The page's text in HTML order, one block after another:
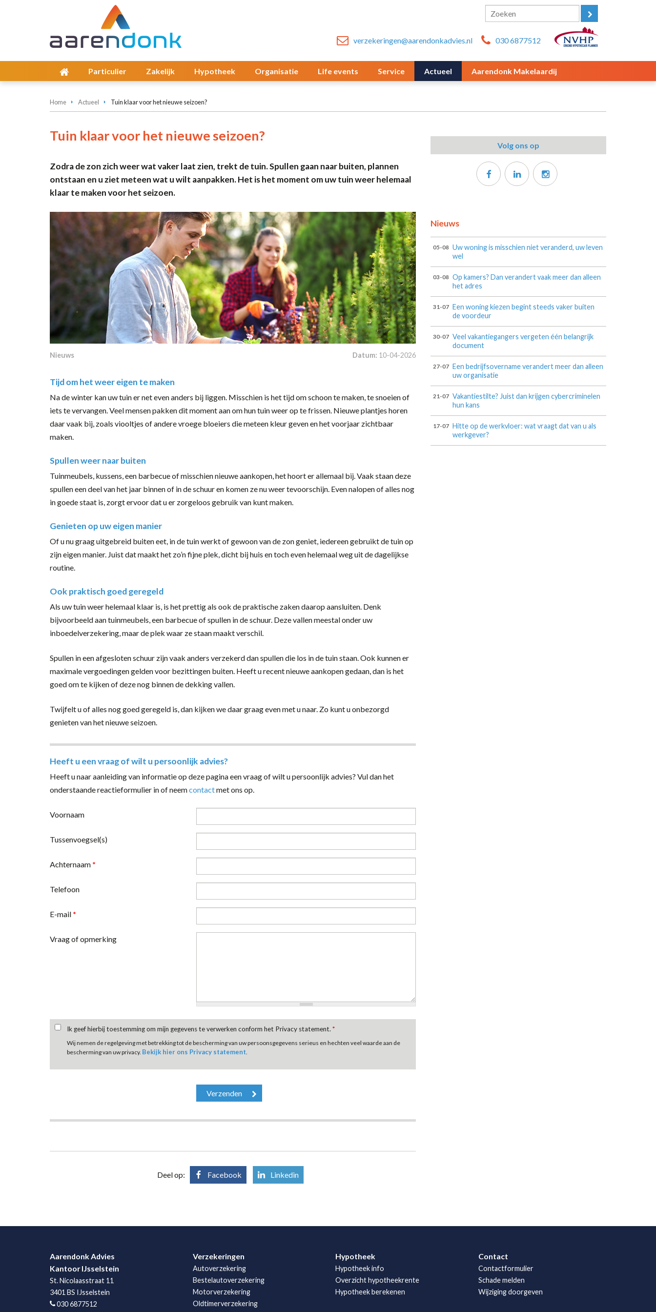
verzekeringen@aarendonkadvies.nl 030 6877512
Particulier Zakelijk Hypotheek Organisatie Life events Service Actueel Aarendonk Makelaardij
Home Actueel Tuin klaar voor het nieuwe seizoen?
Tuin klaar voor het nieuwe seizoen?
Zodra de zon zich weer wat vaker laat zien, trekt de tuin. Spullen gaan naar buiten, plannen
ontstaan en u ziet meteen wat u wilt aanpakken. Het is het moment om uw tuin weer helemaal
klaar te maken voor het seizoen.
Nieuws Datum: 10-04-2026
Tijd om het weer eigen te maken
Na de winter kan uw tuin er net even anders bij liggen. Misschien is het tijd om schoon te maken, te snoeien of
iets te vervangen. Veel mensen pakken dit moment aan om hun tuin weer op te frissen. Nieuwe plantjes horen
daar vaak bij, zoals viooltjes of andere vroege bloeiers die meteen kleur geven en het voorjaar zichtbaar
maken.
Spullen weer naar buiten
Tuinmeubels, kussens, een barbecue of misschien nieuwe aankopen, het hoort er allemaal bij. Vaak staan deze
spullen een deel van het jaar binnen of in de schuur en komen ze nu weer tevoorschijn. Even nalopen of alles nog
in goede staat is, zorgt ervoor dat u er zorgeloos gebruik van kunt maken.
Genieten op uw eigen manier
Of u nu graag uitgebreid buiten eet, in de tuin werkt of gewoon van de zon geniet, iedereen gebruikt de tuin op
zijn eigen manier. Juist dat maakt het zo’n fijne plek, dicht bij huis en toch even helemaal weg uit de dagelijkse
routine.
Ook praktisch goed geregeld
Als uw tuin weer helemaal klaar is, is het prettig als ook de praktische zaken daarop aansluiten. Denk
bijvoorbeeld aan tuinmeubels, een barbecue of spullen in de schuur. Deze vallen meestal onder uw
inboedelverzekering, maar de plek waar ze staan maakt verschil.
Spullen in een afgesloten schuur zijn vaak anders verzekerd dan spullen die los in de tuin staan. Ook kunnen er
maximale vergoedingen gelden voor bezittingen buiten. Heeft u recent nieuwe aankopen gedaan, dan is het
goed om te kijken of deze nog binnen de dekking vallen.
Twijfelt u of alles nog goed geregeld is, dan kijken we daar graag even met u naar. Zo kunt u onbezorgd
genieten van het nieuwe seizoen.
Heeft u een vraag of wilt u persoonlijk advies?
Heeft u naar aanleiding van informatie op deze pagina een vraag of wilt u persoonlijk advies? Vul dan het
onderstaande reactieformulier in of neemcontactmet ons op.
Voornaam
Tussenvoegsel(s)
Achternaam *
Telefoon
E-mail *
Vraag of opmerking
Ik geef hierbij toestemming om mijn gegevens te verwerken conform het Privacy statement. *
Wij nemen de regelgeving met betrekking tot de bescherming van uw persoonsgegevens serieus en hechten veel waarde aan de
bescherming van uw privacy. Bekijk hier ons Privacy statement
Deel op: Facebook Linkedin
Volg ons op
Nieuws
05-08
Uw woning is misschien niet veranderd, uw leven
wel
03-08
Op kamers? Dan verandert vaak meer dan alleen
het adres
31-07 Een woning kiezen begint steeds vaker buiten
de voordeur
30-07 Veel vakantiegangers vergeten één belangrijk
document
27-07 Een bedrijfsovername verandert meer dan alleen
uw organisatie
21-07 Vakantiestilte? Juist dan krijgen cybercriminelen
hun kans
17-07 Hitte op de werkvloer: wat vraagt dat van u als
werkgever?
Aarendonk Advies
Kantoor IJsselstein
St. Nicolaasstraat 11
3401 BS IJsselstein
030 6877512
Verzekeringen
Autoverzekering
Bestelautoverzekering
Motorverzekering
Oldtimerverzekering
Hypotheek
Hypotheek info
Overzicht hypotheekrente
Hypotheek berekenen
Contact
Contactformulier
Schade melden
Wijziging doorgeven